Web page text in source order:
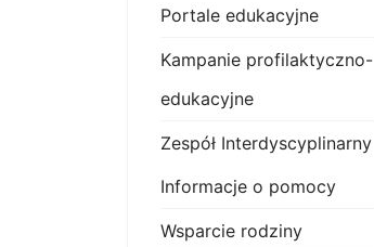
Portale edukacyjne
Kampanie profilaktyczno-
edukacyjne
Zespół Interdyscyplinarny
Informacje o pomocy
Wsparcie rodziny